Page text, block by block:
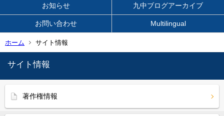
お知らせ 九中ブログアーカイブ
お問い合わせ Multilingual
ホーム サイト情報
サイト情報
著作権情報